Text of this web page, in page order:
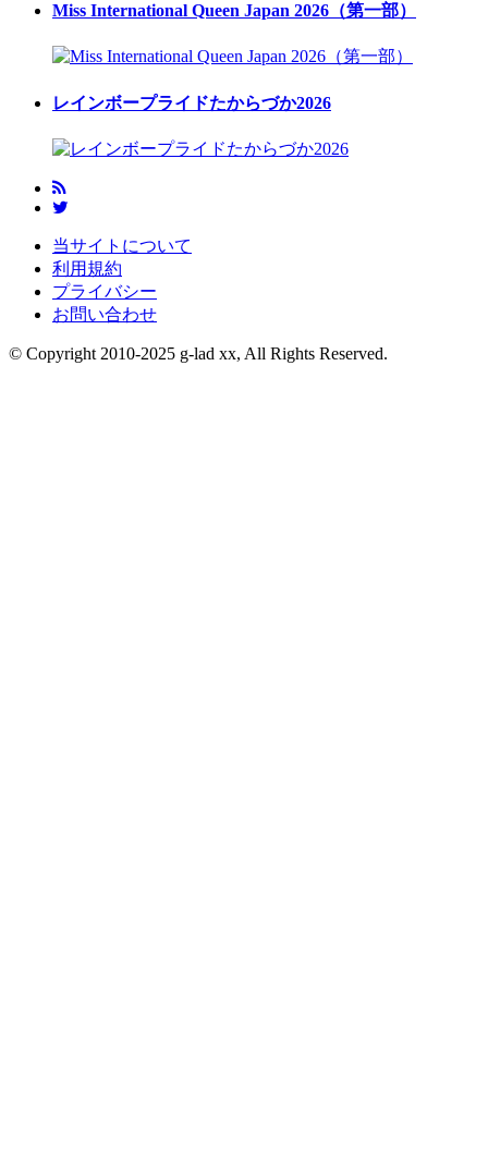
Miss International Queen Japan 2026（第一部）
レインボープライドたからづか2026
当サイトについて
利用規約
プライバシー
お問い合わせ
© Copyright 2010-2025 g-lad xx, All Rights Reserved.